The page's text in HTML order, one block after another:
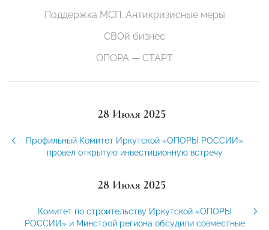
Поддержка МСП. Антикризисные меры
СВОй бизнес
ОПОРА — СТАРТ
28 Июля 2025
Профильный Комитет Иркутской «ОПОРЫ РОССИИ»
провел открытую инвестиционную встречу
28 Июля 2025
Комитет по строительству Иркутской «ОПОРЫ
РОССИИ» и Минстрой региона обсудили совместные